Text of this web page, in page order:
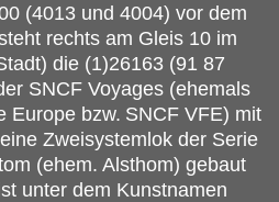
(4013 und 4004) vor dem
rechts am Gleis 10 im
die (1)26163 (91 87
SNCF Voyages (ehemals
Europe bzw. SNCF VFE) mit
Zweisystemlok der Serie
(ehem. Alsthom) gebaut
unter dem Kunstnamen